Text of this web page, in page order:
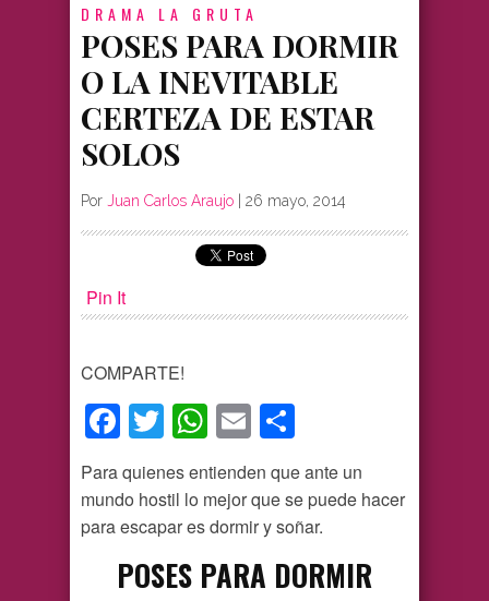
DRAMA LA GRUTA
POSES PARA DORMIR
O LA INEVITABLE
CERTEZA DE ESTAR
SOLOS
Por Juan Carlos Araujo | 26 mayo, 2014
Pin It
COMPARTE!
Facebook
TwitterWhatsApp
Email
Para quienes entienden que ante un
mundo hostil lo mejor que se puede hacer
para escapar es dormir y soñar.
POSES PARA DORMIR